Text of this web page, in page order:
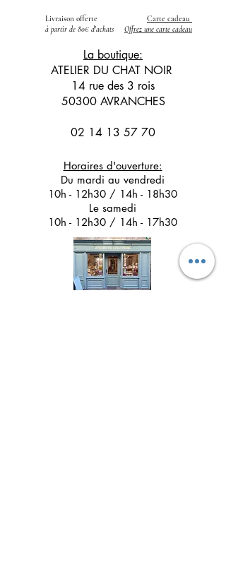
Livraison offerte
à partir de 80€ d'achats
Carte cadeau
Offrez une carte cadeau
La boutique:
ATELIER DU CHAT NOIR
14 rue des 3 rois
50300 AVRANCHES
02 14 13 57 70
Horaires d'ouverture:
Du mardi au vendredi
10h - 12h30 / 14h - 18h30
Le samedi
10h - 12h30 / 14h - 17h30